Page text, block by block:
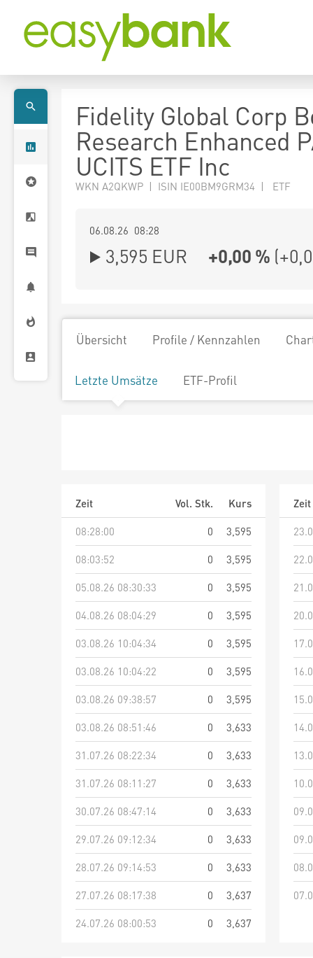
Fidelity Global Corp
Research Enhanced
UCITS ETF Inc
WKN A2QKWP | ISIN IE00BM9GRM34 | ETF
06.08.26 08:28
3,595 EUR +0,00 % (
Übersicht Profile / Kennzahlen
Letzte Umsätze ETF-Profil
Zeit Vol. Stk.
Kurs
08:28:00
0
3,595
08:03:52
0
3,595
05.08.26 08:30:33
0
3,595
04.08.26 08:04:29
0
3,595
03.08.26 10:04:34
0
3,595
03.08.26 10:04:22
0
3,595
03.08.26 09:38:57
0
3,595
03.08.26 08:51:46
0
3,633
31.07.26 08:22:34
0
3,633
31.07.26 08:11:27
0
3,633
30.07.26 08:47:14
0
3,633
29.07.26 09:12:34
0
3,633
28.07.26 09:14:53
0
3,633
27.07.26 08:17:38
0
3,637
24.07.26 08:00:53
0 3,637
Zeit